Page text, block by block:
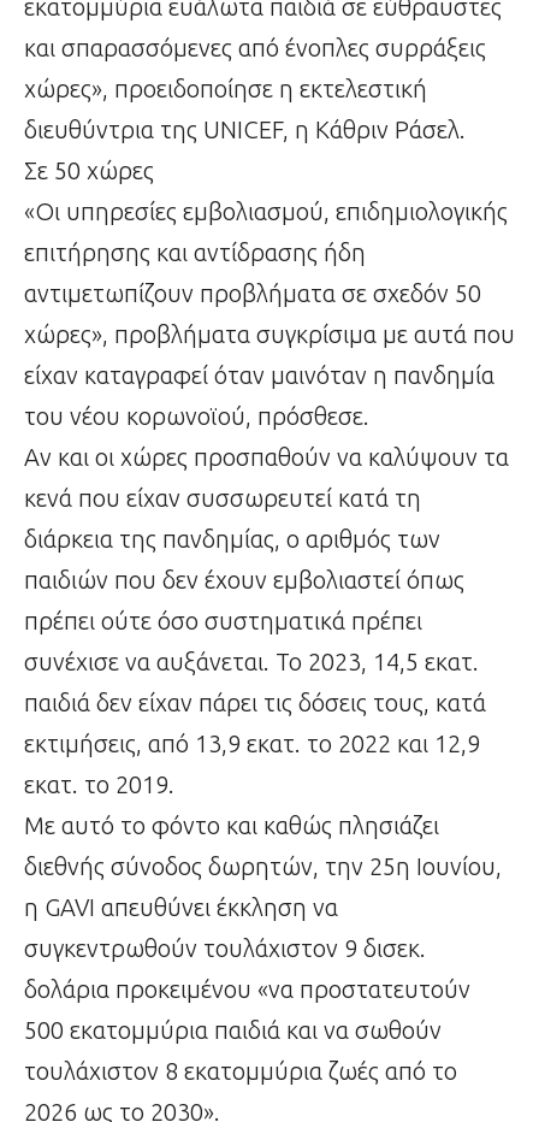
εκατομμύρια ευάλωτα παιδιά σε εύθραυστες
και σπαρασσόμενες από ένοπλες συρράξεις
χώρες», προειδοποίησε η εκτελεστική
διευθύντρια της UNICEF, η Κάθριν Ράσελ.
Σε 50 χώρες
«Οι υπηρεσίες εμβολιασμού, επιδημιολογικής
επιτήρησης και αντίδρασης ήδη
αντιμετωπίζουν προβλήματα σε σχεδόν 50
χώρες», προβλήματα συγκρίσιμα με αυτά που
είχαν καταγραφεί όταν μαινόταν η πανδημία
του νέου κορωνοϊού, πρόσθεσε.
Αν και οι χώρες προσπαθούν να καλύψουν τα
κενά που είχαν συσσωρευτεί κατά τη
διάρκεια της πανδημίας, ο αριθμός των
παιδιών που δεν έχουν εμβολιαστεί όπως
πρέπει ούτε όσο συστηματικά πρέπει
συνέχισε να αυξάνεται. Το 2023, 14,5 εκατ.
παιδιά δεν είχαν πάρει τις δόσεις τους, κατά
εκτιμήσεις, από 13,9 εκατ. το 2022 και 12,9
εκατ. το 2019.
Με αυτό το φόντο και καθώς πλησιάζει
διεθνής σύνοδος δωρητών, την 25η Ιουνίου,
η GAVI απευθύνει έκκληση να
συγκεντρωθούν τουλάχιστον 9 δισεκ.
δολάρια προκειμένου «να προστατευτούν
500 εκατομμύρια παιδιά και να σωθούν
τουλάχιστον 8 εκατομμύρια ζωές από το
2026 ως το 2030».